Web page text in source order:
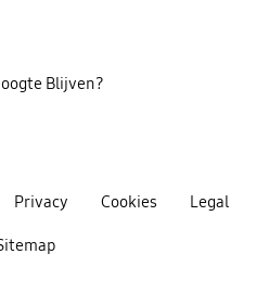
Privacy Cookies Legal
Blijven?